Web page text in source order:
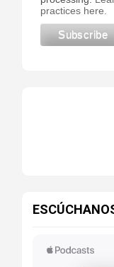
practices here.